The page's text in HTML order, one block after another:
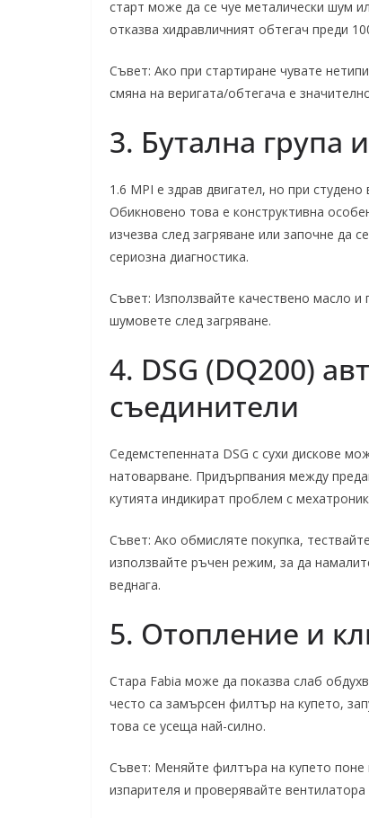
старт може да се чуе металически шум
отказва хидравличният обтегач преди
Съвет: Ако при стартиране чувате
смяна на веригата/обтегача е
3. Бутална група
1.6 MPI е здрав двигател, но при
Обикновено това е конструктивна
изчезва след загряване или започне да
сериозна диагностика.
Съвет: Използвайте качествено масло и
шумовете след загряване.
4. DSG (DQ200)
съединители
Седемстепенната DSG с сухи дискове
натоварване. Придърпвания между
кутията индикират проблем с
Съвет: Ако обмисляте покупка,
използвайте ръчен режим, за да
веднага.
5. Отопление и
Стара Fabia може да показва слаб
често са замърсен филтър на купето,
това се усеща най-силно.
Съвет: Меняйте филтъра на купето
изпарителя и проверявайте